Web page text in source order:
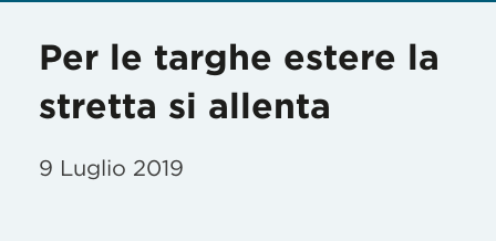
Per le targhe estere la
stretta si allenta
9 Luglio 2019